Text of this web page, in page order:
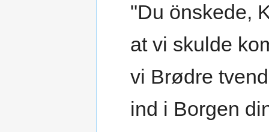
"Du önskede,
at vi skulde
vi Brødre
ind i Borgen